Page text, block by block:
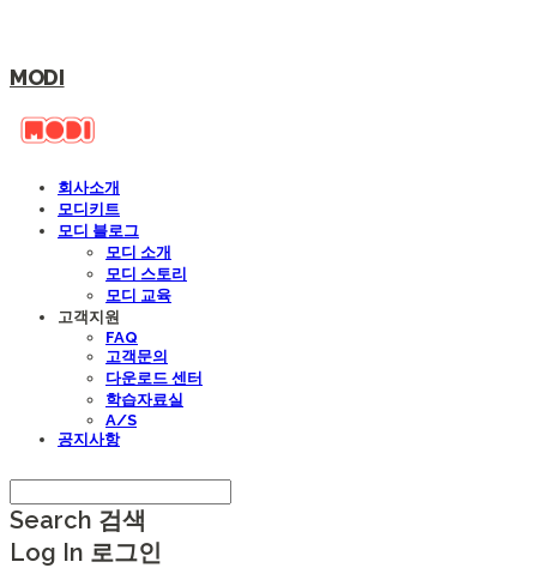
MODI
회사소개
모디키트
모디 블로그
모디 소개
모디 스토리
모디 교육
고객지원
FAQ
고객문의
다운로드 센터
학습자료실
A/S
공지사항
Search 검색
Log In 로그인